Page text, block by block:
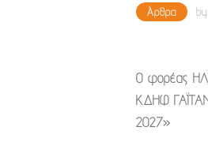
Άρθρα by
Ο φορέας
ΚΔΗΦ
2027»